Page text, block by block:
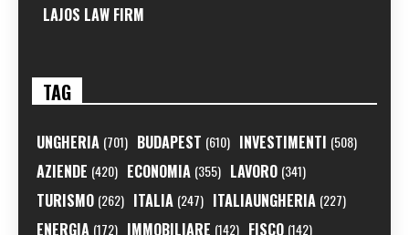
LAJOS LAW FIRM
TAG
UNGHERIA (701) BUDAPEST (610) INVESTIMENTI (508)
AZIENDE (420) ECONOMIA (355) LAVORO (341)
TURISMO (262) ITALIA (247) ITALIAUNGHERIA (227)
ENERGIA (172) IMMOBILIARE (142) FISCO (142)